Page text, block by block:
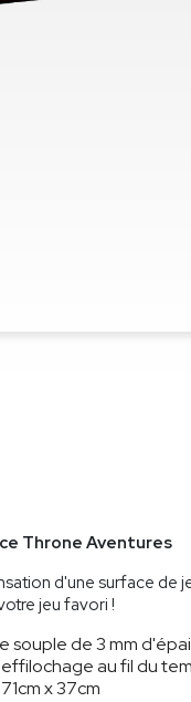
Throne Aventures
d'une surface de
jeu favori !
souple de 3 mm
au fil du
x 37cm